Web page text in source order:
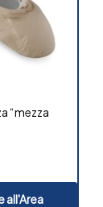
“mezza
all'Area